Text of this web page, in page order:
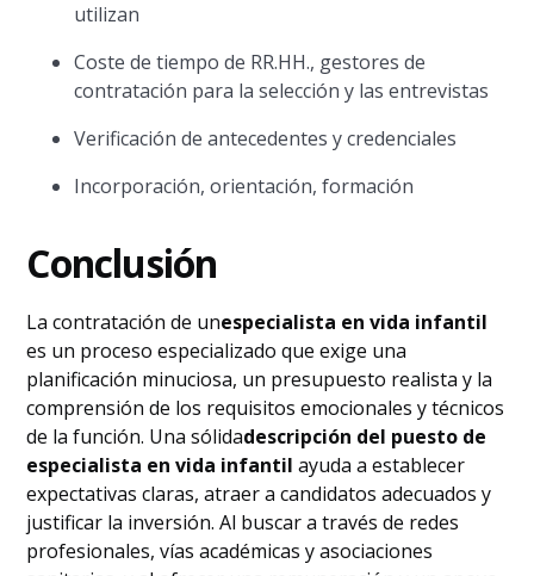
utilizan
Coste de tiempo de RR.HH., gestores de
contratación para la selección y las entrevistas
Verificación de antecedentes y credenciales
Incorporación, orientación, formación
Conclusión
La contratación de unespecialista en vida infantil
es un proceso especializado que exige una
planificación minuciosa, un presupuesto realista y la
comprensión de los requisitos emocionales y técnicos
de la función. Una sólidadescripción del puesto de
especialista en vida infantil ayuda a establecer
expectativas claras, atraer a candidatos adecuados y
justificar la inversión. Al buscar a través de redes
profesionales, vías académicas y asociaciones